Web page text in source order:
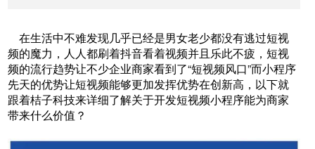
在生活中不难发现几乎已经是男女老少都没有逃过短视
频的魔力，人人都刷着抖音看着视频并且乐此不疲，短视
频的流行趋势让不少企业商家看到了“短视频风口”而小程序
先天的优势让短视频能够更加发挥优势在创新高，以下就
跟着桔子科技来详细了解关于开发短视频小程序能为商家
带来什么价值？